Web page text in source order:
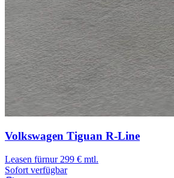
Volkswagen Tiguan R-Line
Leasen fürnur 299 € mtl.
Sofort verfügbar